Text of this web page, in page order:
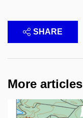
SHARE
More articles